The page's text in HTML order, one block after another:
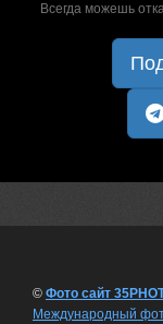
Всегда можешь
© Фото сайт
Международный